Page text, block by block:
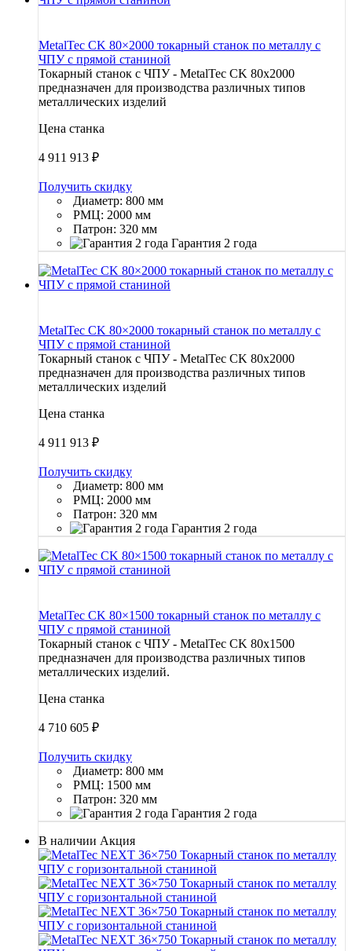
MetalTec CK 80×2000 токарный станок по металлу c
ЧПУ с прямой станиной
Токарный станок с ЧПУ - MetalTec CK 80x2000
предназначен для производства различных типов
металлических изделий
Цена станка
4 911 913 ₽
Получить скидку
Диаметр: 800 мм
РМЦ: 2000 мм
Патрон: 320 мм
Гарантия 2 года
MetalTec CK 80×2000 токарный станок по металлу c
ЧПУ с прямой станиной
Токарный станок с ЧПУ - MetalTec CK 80x2000
предназначен для производства различных типов
металлических изделий
Цена станка
4 911 913 ₽
Получить скидку
Диаметр: 800 мм
РМЦ: 2000 мм
Патрон: 320 мм
Гарантия 2 года
MetalTec CK 80×1500 токарный станок по металлу c
ЧПУ с прямой станиной
Токарный станок с ЧПУ - MetalTec CK 80x1500
предназначен для производства различных типов
металлических изделий.
Цена станка
4 710 605 ₽
Получить скидку
Диаметр: 800 мм
РМЦ: 1500 мм
Патрон: 320 мм
Гарантия 2 года
В наличии Акция